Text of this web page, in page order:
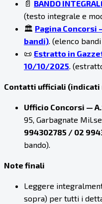
📄 BANDO
(testo integrale e
🏛️ Pagina Concorsi
bandi). (elenco
📜 Estratto in
10/10/2025.
Contatti ufficiali (indicati
Ufficio Concorsi —
95, Garbagnate
994302785 / 02
bando).
Note finali
Leggere
sopra) per tutti i